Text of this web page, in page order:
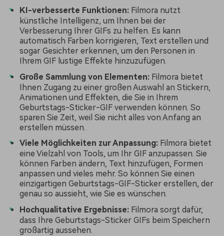
KI-verbesserte Funktionen: Filmora nutzt
künstliche Intelligenz, um Ihnen bei der
Verbesserung Ihrer GIFs zu helfen. Es kann
automatisch Farben korrigieren, Text erstellen und
sogar Gesichter erkennen, um den Personen in
Ihrem GIF lustige Effekte hinzuzufügen.
Große Sammlung von Elementen: Filmora bietet
Ihnen Zugang zu einer großen Auswahl an Stickern,
Animationen und Effekten, die Sie in Ihrem
Geburtstags-Sticker-GIF verwenden können. So
sparen Sie Zeit, weil Sie nicht alles von Anfang an
erstellen müssen.
Viele Möglichkeiten zur Anpassung: Filmora bietet
eine Vielzahl von Tools, um Ihr GIF anzupassen. Sie
können Farben ändern, Text hinzufügen, Formen
anpassen und vieles mehr. So können Sie einen
einzigartigen Geburtstags-GIF-Sticker erstellen, der
genau so aussieht, wie Sie es wünschen.
Hochqualitative Ergebnisse: Filmora sorgt dafür,
dass Ihre Geburtstags-Sticker GIFs beim Speichern
großartig aussehen.